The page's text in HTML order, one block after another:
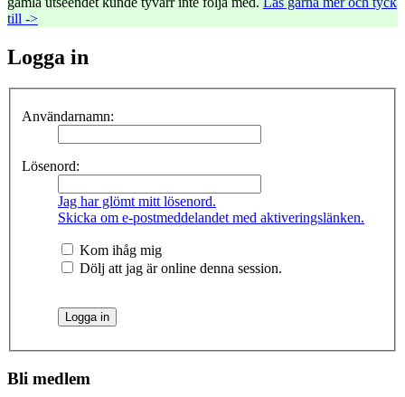
till ->
Logga in
Användarnamn:
Lösenord:
Jag har glömt mitt lösenord.
Skicka om e-postmeddelandet med aktiveringslänken.
Kom ihåg mig
Dölj att jag är online denna session.
Bli medlem